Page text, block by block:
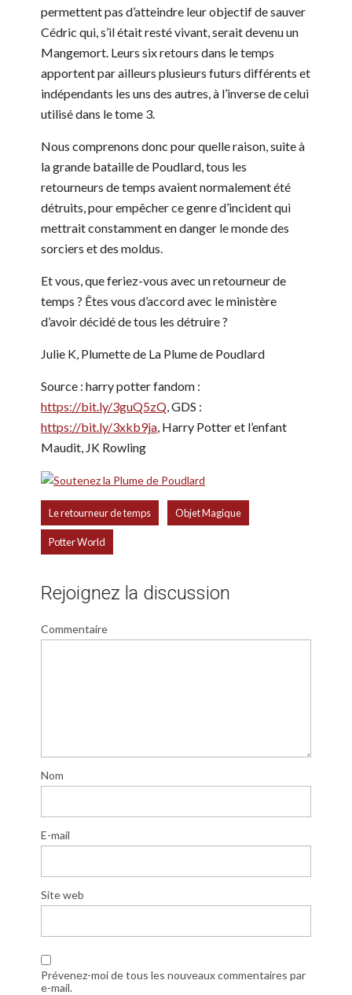
permettent pas d’atteindre leur objectif de sauver
Cédric qui, s’il était resté vivant, serait devenu un
Mangemort. Leurs six retours dans le temps
apportent par ailleurs plusieurs futurs différents et
indépendants les uns des autres, à l’inverse de celui
utilisé dans le tome 3.
Nous comprenons donc pour quelle raison, suite à
la grande bataille de Poudlard, tous les
retourneurs de temps avaient normalement été
détruits, pour empêcher ce genre d’incident qui
mettrait constamment en danger le monde des
sorciers et des moldus.
Et vous, que feriez-vous avec un retourneur de
temps ? Êtes vous d’accord avec le ministère
d’avoir décidé de tous les détruire ?
Julie K, Plumette de La Plume de Poudlard
Source : harry potter fandom :
https://bit.ly/3guQ5zQ, GDS :
https://bit.ly/3xkb9ja, Harry Potter et l’enfant
Maudit, JK Rowling
Le retourneur de temps Objet Magique
Potter World
Rejoignez la discussion
Commentaire
Nom
E-mail
Site web
Prévenez-moi de tous les nouveaux commentaires par
e-mail.